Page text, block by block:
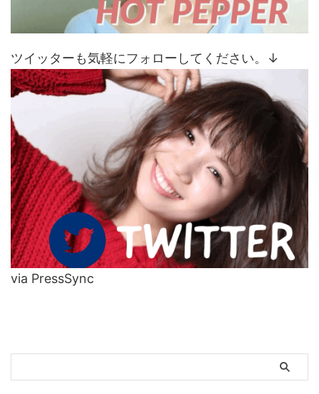
ツイッターも気軽にフォローしてください。↓
via PressSync